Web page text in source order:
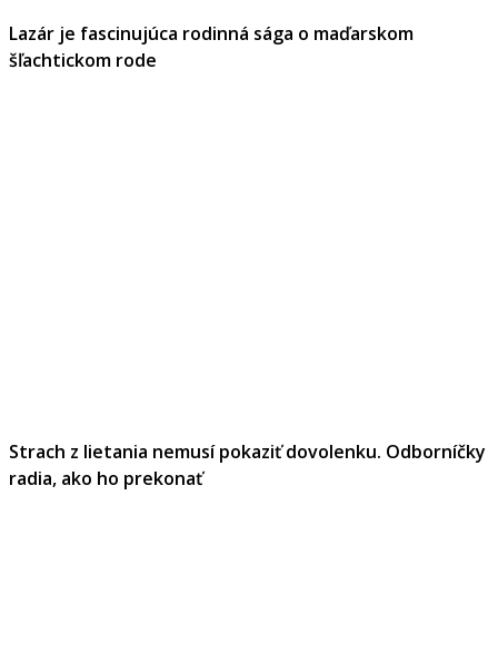
Lazár je fascinujúca rodinná sága o maďarskom
šľachtickom rode
Strach z lietania nemusí pokaziť dovolenku. Odborníčky
radia, ako ho prekonať